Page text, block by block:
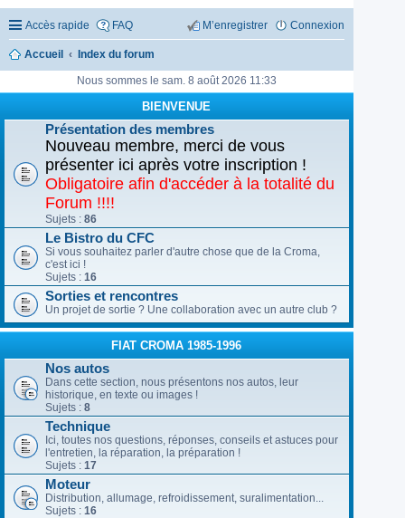
Accès rapide FAQ Connexion
M’enregistrer
Accueil Index du forum
Nous sommes le sam. 8 août 2026 11:33
BIENVENUE
Présentation des membres
Nouveau membre, merci de vous
présenter ici après votre inscription !
Obligatoire afin d'accéder à la totalité du
Forum !!!!
Sujets : 86
Le Bistro du CFC
Si vous souhaitez parler d'autre chose que de la Croma,
c'est ici !
Sujets : 16
Sorties et rencontres
Un projet de sortie ? Une collaboration avec un autre club ?
FIAT CROMA 1985-1996
Nos autos
Dans cette section, nous présentons nos autos, leur
historique, en texte ou images !
Sujets : 8
Technique
Ici, toutes nos questions, réponses, conseils et astuces pour
l'entretien, la réparation, la préparation !
Sujets : 17
Moteur
Distribution, allumage, refroidissement, suralimentation...
Sujets : 16